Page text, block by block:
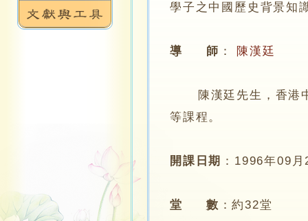
學子之中國歷史背景知
導 師 ： 陳漢廷
陳漢廷先生，香港中
等課程。
開課日期 ： 1996年09月
堂 數 ：約32堂